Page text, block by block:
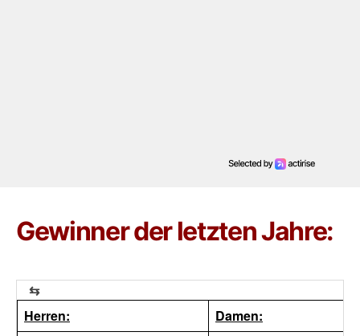
Gewinner der letzten Jahre:
Herren:
Damen: